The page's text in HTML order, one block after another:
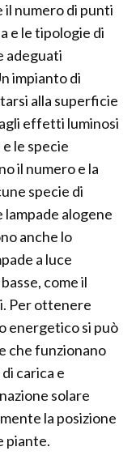
numero di punti
e le tipologie di
adeguati
impianto di
alla superficie
effetti luminosi
le specie
il numero e la
specie di
alogene
anche lo
a luce
come il
Per ottenere
energetico si può
che funzionano
carica e
solare
la posizione
piante.